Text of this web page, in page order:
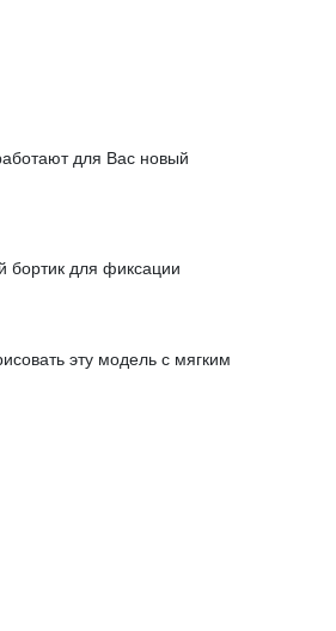
для Вас новый
бортик для фиксации
эту модель с мягким